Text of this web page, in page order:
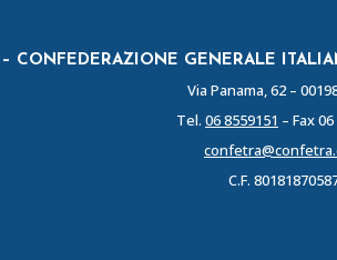
CONFEDERAZIONE GENERALE
Via Panama, 62 –
Tel. 06 8559151 – Fax
C.F.